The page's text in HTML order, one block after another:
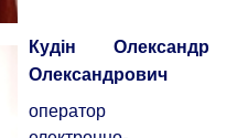
Кудін Олександр
Олександрович
оператор